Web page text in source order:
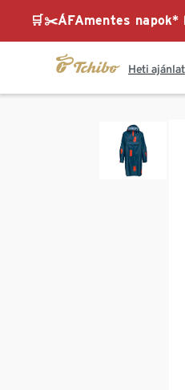
🛒✂️ÁFAmentes
Heti ajánlat